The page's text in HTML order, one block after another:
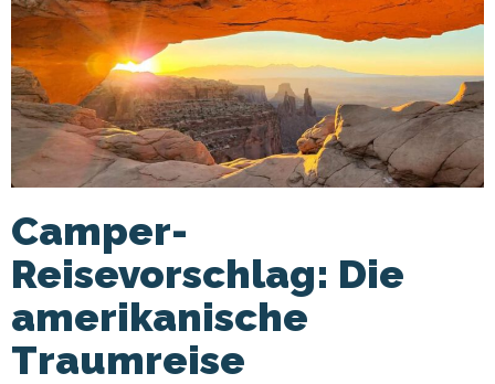
Camper-
Reisevorschlag: Die
amerikanische
Traumreise